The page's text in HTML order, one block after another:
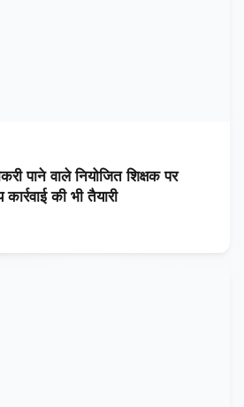
पाने वाले नियोजित शिक्षक पर
की भी तैयारी